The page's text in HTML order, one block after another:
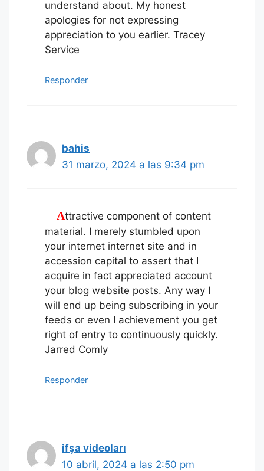
understand about. My honest
apologies for not expressing
appreciation to you earlier. Tracey
Service
Responder
bahis
31 marzo, 2024 a las 9:34 pm
Attractive component of content
material. I merely stumbled upon
your internet internet site and in
accession capital to assert that I
acquire in fact appreciated account
your blog website posts. Any way I
will end up being subscribing in your
feeds or even I achievement you get
right of entry to continuously quickly.
Jarred Comly
Responder
ifşa videoları
10 abril, 2024 a las 2:50 pm